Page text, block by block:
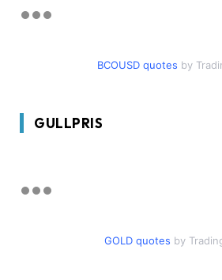
BCOUSD quotes by
GULLPRIS
GOLD quotes by